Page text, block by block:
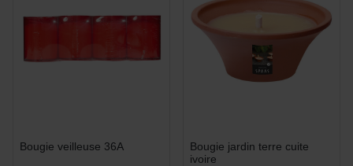
Bougie veilleuse 36A
Bougie jardin terre cuite
ivoire